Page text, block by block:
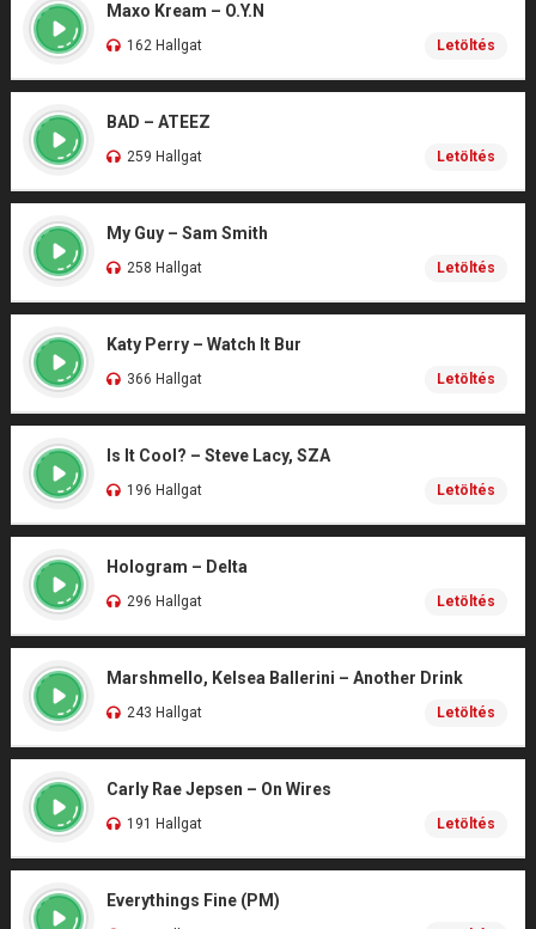
Maxo Kream – O.Y.N
162 Hallgat Letöltés
BAD – ATEEZ
259 Hallgat Letöltés
My Guy – Sam Smith
258 Hallgat Letöltés
Katy Perry – Watch It Bur
366 Hallgat Letöltés
Is It Cool? – Steve Lacy, SZA
196 Hallgat Letöltés
Hologram – Delta
296 Hallgat Letöltés
Marshmello, Kelsea Ballerini – Another Drink
243 Hallgat Letöltés
Carly Rae Jepsen – On Wires
191 Hallgat Letöltés
Everythings Fine (PM)